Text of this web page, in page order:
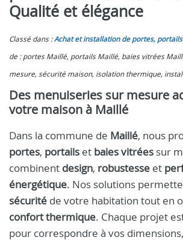
Qualité et élégance
Classé dans :Achat et installation de portes,
de : portes Maillé, portails Maillé, baies vitrées
mesure, sécurité maison, isolation thermique,
Des menuiseries sur mesure
votre maison à Maillé
Dans la commune de Maillé, nous
portes, portails et baies vitrées sur
combinent design, robustesse et
énergétique. Nos solutions
sécurité de votre habitation tout en
confort thermique. Chaque projet
pour correspondre à vos